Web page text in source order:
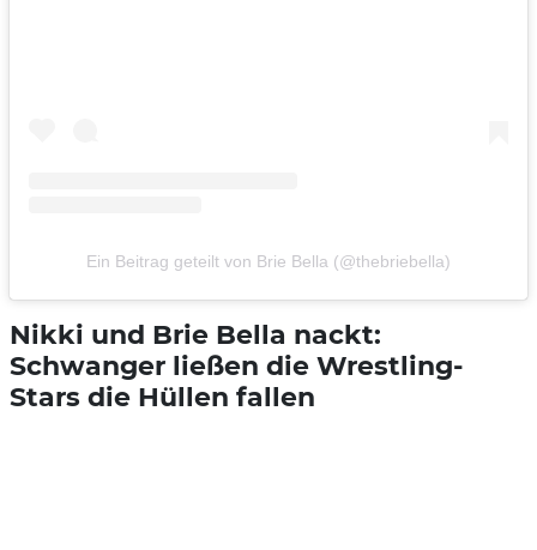
Ein Beitrag geteilt von Brie Bella (@thebriebella)
Nikki und Brie Bella nackt:
Schwanger ließen die Wrestling-
Stars die Hüllen fallen